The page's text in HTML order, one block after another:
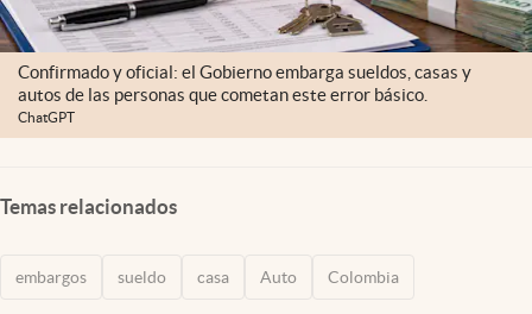
Confirmado y oficial: el Gobierno embarga sueldos, casas y
autos de las personas que cometan este error básico.
ChatGPT
Temas relacionados
embargos sueldo casa Auto Colombia